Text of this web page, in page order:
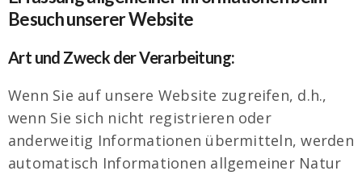
Besuch unserer Website
Art und Zweck der Verarbeitung:
Wenn Sie auf unsere Website zugreifen, d.h.,
wenn Sie sich nicht registrieren oder
anderweitig Informationen übermitteln, werden
automatisch Informationen allgemeiner Natur